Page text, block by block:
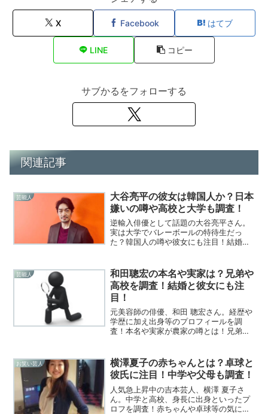
X Facebook はてブ
LINE コピー
サブかるをフォローする
関連記事
芸能人
大谷亮平の彼女は韓国人か？日本
嫌いの噂や高校と大学も調査！
逆輸入俳優として話題の大谷亮平さん。
実は大学でバレーボールの特待生だっ
た？韓国人の噂や彼女にも注目！結婚は
芸能人
和田聰宏の本名や実家は？兄弟や
高校を調査！結婚と彼女にも注
目！
元美容師の俳優、和田 聰宏さん。経歴や
学歴に加え出身等のプロフィールを調
査！本名や実家が農家の噂とは！兄弟は
お笑い芸人
横澤夏子の赤ちゃんとは？卓球と
彼氏に注目！中学や父母も調査！
人気急上昇中の吉本芸人、横澤 夏子さ
ん。中学と高校、身長に出身といったプ
ロフを調査！赤ちゃんや卓球等の気にな